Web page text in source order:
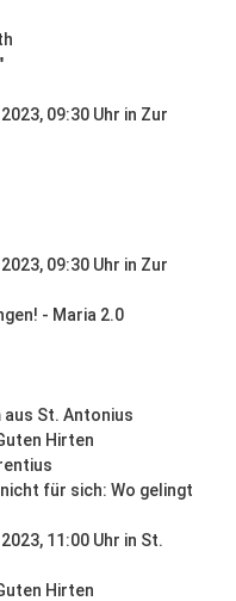
09:30 Uhr in Zur
09:30 Uhr in Zur
- Maria 2.0
St. Antonius
Hirten
für sich: Wo gelingt
11:00 Uhr in St.
Hirten